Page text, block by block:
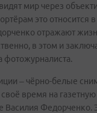
мир через
это относится
отражают
в этом и
фотожурналиста.
– чёрно-белые
время на газетную
Василия Федорченко.